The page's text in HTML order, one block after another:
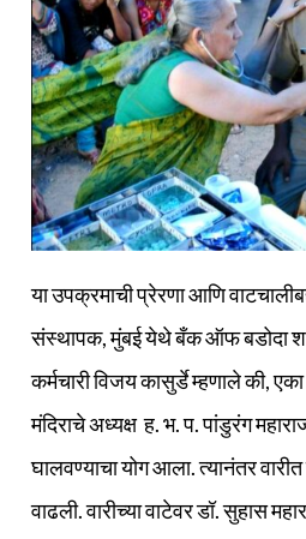
या उपक्रमाची प्रेरणा आणि
संस्थापक, मुंबई येथे बँक ऑफ बडोदा
कर्मचारी विजय कासुर्डे म्हणाले की,
मंदिराचे अध्यक्ष ह. भ. प. पांडुरंग
घालवण्याचा योग आला. त्यानंतर
वाढली. वारीच्या वाटेवर डॉ. सुहास